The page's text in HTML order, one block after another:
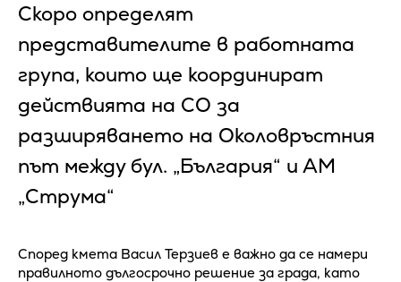
Скоро определят
представителите в работната
група, които ще координират
действията на СО за
разширяването на Околовръстния
път между бул. „България“ и АМ
„Струма“
Според кмета Васил Терзиев е важно да се намери
правилното дългосрочно решение за града, като